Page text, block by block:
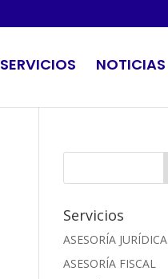
SERVICIOS NOTICIAS
Servicios
ASESORÍA JURÍDICA
ASESORÍA FISCAL